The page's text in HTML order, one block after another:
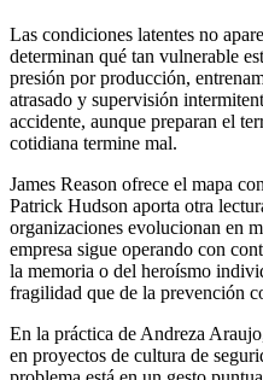
Las condiciones latentes no
determinan qué tan vulnerable
presión por producción,
atrasado y supervisión
accidente, aunque preparan el
cotidiana termine mal.
James Reason ofrece el mapa
Patrick Hudson aporta otra
organizaciones evolucionan en
empresa sigue operando con
la memoria o del heroísmo
fragilidad que de la prevención
En la práctica de Andreza
en proyectos de cultura de